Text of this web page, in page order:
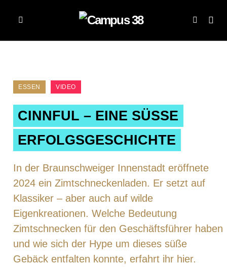
ESSEN VIDEO
CINNFUL – EINE SÜSSE E
RFOLGSGESCHICHTE
In der Braunschweiger Innenstadt eröffnete
2024 ein Zimtschneckenladen. Er setzt auf
Klassiker – aber auch auf wilde
Eigenkreationen. Welche Bedeutung
Zimtschnecken für den Geschäftsführer haben
und wie sich der Hype um dieses süße
Gebäck entfalten konnte, erfahrt ihr hier.